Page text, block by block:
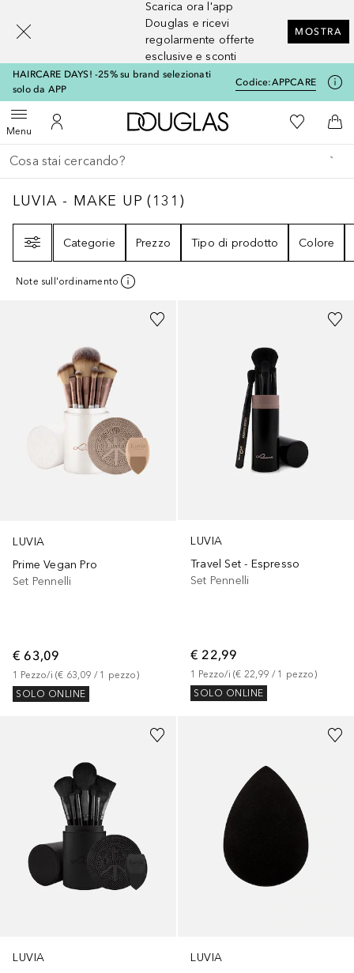
Scarica ora l'app
Douglas e ricevi
regolarmente offerte
esclusive e sconti
MOSTRA
HAIRCARE DAYS! -25% su brand selezionati
solo da APP
Codice:APPCARE
MenuApri menuAl Mio Account
A Douglas HomeAlla Mia
Al
Torna indietro
Esegui ricerca
LUVIA - MAKE UP 131
LUVIA - MAKE UP (131 )
Categorie
Prezzo Tipo di prodotto Colore
Note sull'ordinamento
LUVIA
Prime Vegan Pro
Set Pennelli
€ 63,09
1 Pezzo/i (€ 63,09 / 1 pezzo)
SOLO ONLINE
LUVIA
Travel Set - Espresso
Set Pennelli
€ 22,99
1 Pezzo/i (€ 22,99 / 1 pezzo)
SOLO ONLINE
LUVIA
LUVIA
[navigation.slideout.screenreader]